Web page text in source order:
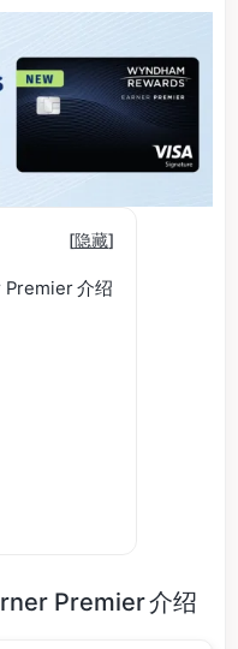
[隐藏]
介绍
Premier 介绍